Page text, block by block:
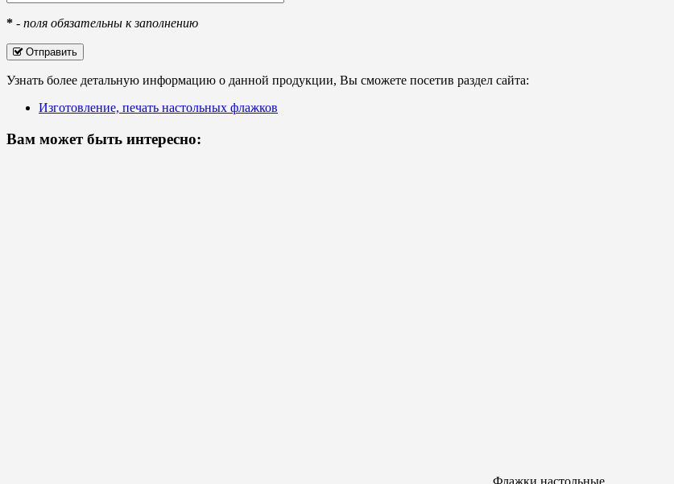
* - поля обязательны к заполнению
Отправить
Узнать более детальную информацию о данной продукции, Вы сможете посетив раздел сайта:
Изготовление, печать настольных флажков
Вам может быть интересно:
Флажки настольные